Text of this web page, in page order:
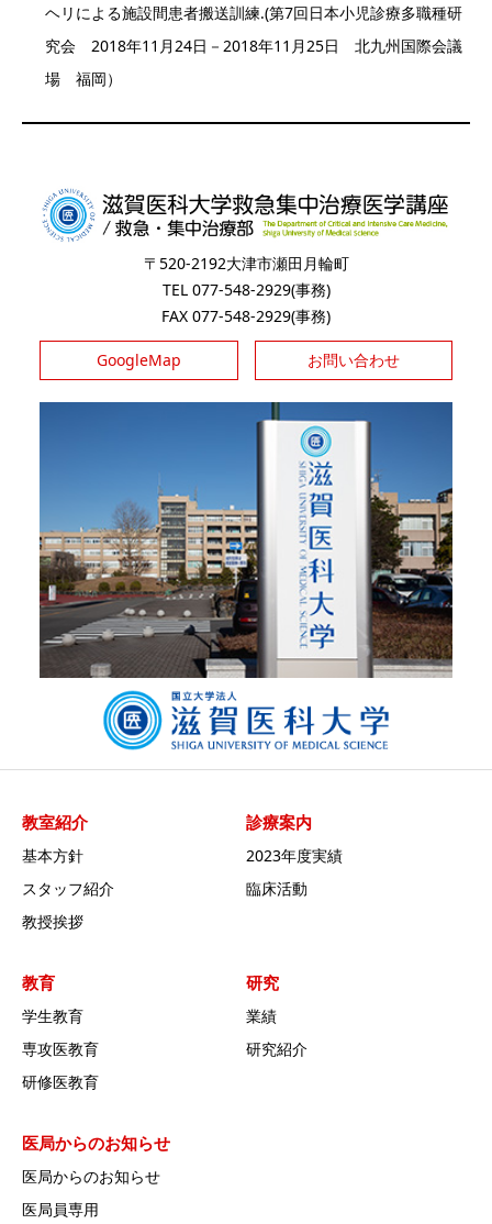
ヘリによる施設間患者搬送訓練.(第7回日本小児診療多職種研
究会 2018年11月24日－2018年11月25日 北九州国際会議
場 福岡）
〒520-2192大津市瀬田月輪町
TEL 077-548-2929(事務)
FAX 077-548-2929(事務)
GoogleMap お問い合わせ
教室紹介
基本方針
スタッフ紹介
教授挨拶
診療案内
2023年度実績
臨床活動
教育
学生教育
専攻医教育
研修医教育
研究
業績
研究紹介
医局からのお知らせ
医局からのお知らせ
医局員専用